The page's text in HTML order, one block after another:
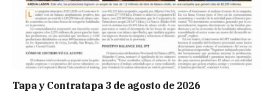
Tapa y Contratapa 3 de agosto de 2026